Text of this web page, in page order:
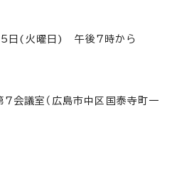
(火曜日) 午後7時から
議室（広島市中区国泰寺町一